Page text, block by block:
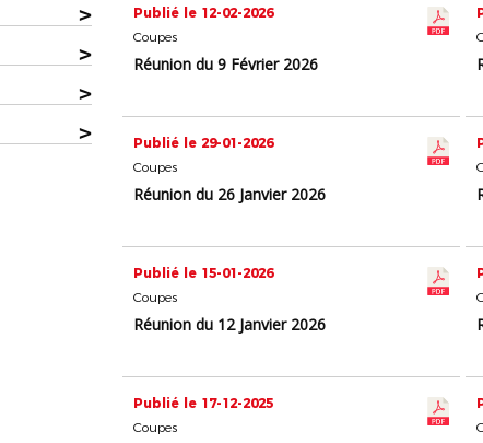
>
>
>
>
Publié le 12-02-2026
Coupes
Réunion du 9 Février 2026
Publié le 29-01-2026
Coupes
Réunion du 26 Janvier 2026
Publié le 15-01-2026
Coupes
Réunion du 12 Janvier 2026
Publié le 17-12-2025
Coupes